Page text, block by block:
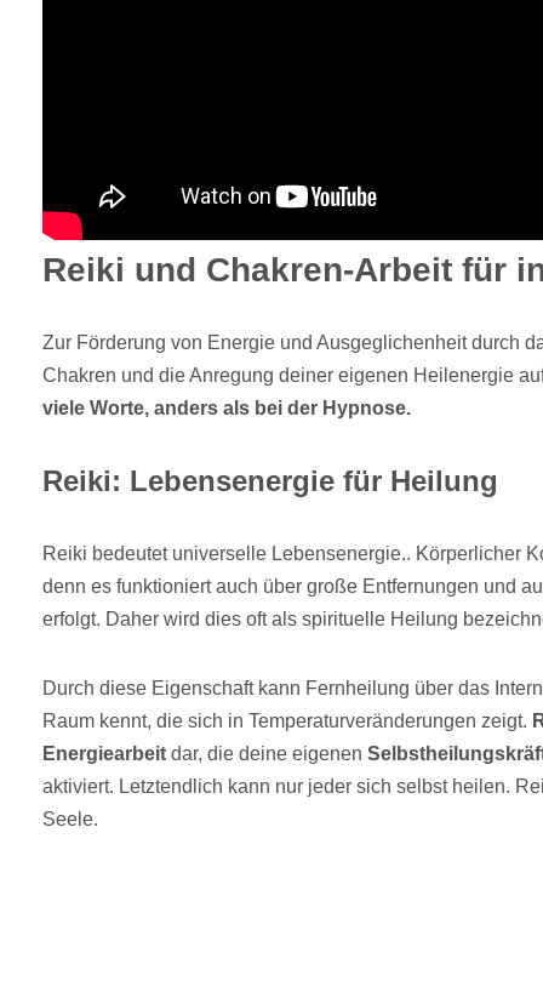
Reiki und Chakren-Arbeit für
Zur Förderung von Energie und Ausgeglichenheit durch
Chakren und die Anregung deiner eigenen Heilenergie
viele Worte, anders als bei der Hypnose.
Reiki: Lebensenergie für Heilung
Reiki bedeutet universelle Lebensenergie.. Körperlicher
denn es funktioniert auch über große Entfernungen und
erfolgt. Daher wird dies oft als spirituelle Heilung
Durch diese Eigenschaft kann Fernheilung über das
Raum kennt, die sich in Temperaturveränderungen zeigt.
Energiearbeit dar, die deine eigenen
aktiviert. Letztendlich kann nur jeder sich selbst heilen.
Seele.